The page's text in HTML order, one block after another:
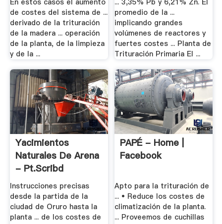
En estos casos el aumento
de costes del sistema de ...
derivado de la trituración
de la madera ... operación
de la planta, de la limpieza
y de la ...
... 3,35% Pb y 6,21% Zn. El
promedio de la ...
implicando grandes
volúmenes de reactores y
fuertes costes ... Planta de
Trituración Primaria El ...
Yacimientos
Naturales De Arena
- Pt.scribd
Instrucciones precisas
desde la partida de la
ciudad de Oruro hasta la
planta ... de los costes de
PAPÉ - Home |
Facebook
Apto para la trituración de
... • Reduce los costes de
climatización de la planta.
... Proveemos de cuchillas